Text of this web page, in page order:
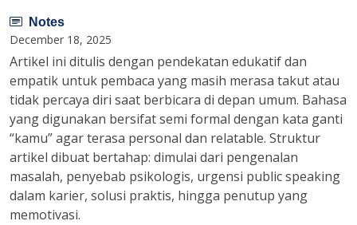
Notes
December 18, 2025
Artikel ini ditulis dengan pendekatan edukatif dan
empatik untuk pembaca yang masih merasa takut atau
tidak percaya diri saat berbicara di depan umum. Bahasa
yang digunakan bersifat semi formal dengan kata ganti
“kamu” agar terasa personal dan relatable. Struktur
artikel dibuat bertahap: dimulai dari pengenalan
masalah, penyebab psikologis, urgensi public speaking
dalam karier, solusi praktis, hingga penutup yang
memotivasi.